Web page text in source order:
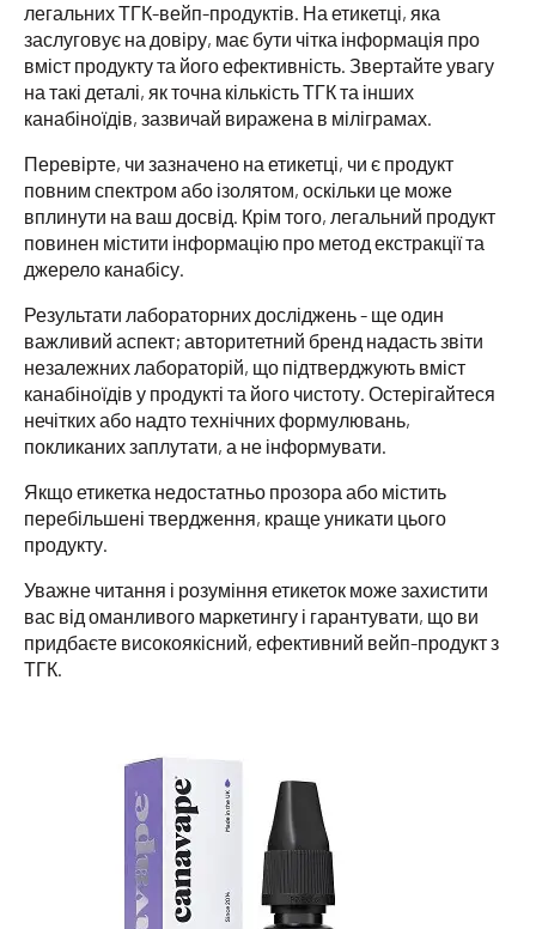
легальних ТГК-вейп-продуктів. На етикетці, яка
заслуговує на довіру, має бути чітка інформація про
вміст продукту та його ефективність. Звертайте увагу
на такі деталі, як точна кількість ТГК та інших
канабіноїдів, зазвичай виражена в міліграмах.
Перевірте, чи зазначено на етикетці, чи є продукт
повним спектром або ізолятом, оскільки це може
вплинути на ваш досвід. Крім того, легальний продукт
повинен містити інформацію про метод екстракції та
джерело канабісу.
Результати лабораторних досліджень - ще один
важливий аспект; авторитетний бренд надасть звіти
незалежних лабораторій, що підтверджують вміст
канабіноїдів у продукті та його чистоту. Остерігайтеся
нечітких або надто технічних формулювань,
покликаних заплутати, а не інформувати.
Якщо етикетка недостатньо прозора або містить
перебільшені твердження, краще уникати цього
продукту.
Уважне читання і розуміння етикеток може захистити
вас від оманливого маркетингу і гарантувати, що ви
придбаєте високоякісний, ефективний вейп-продукт з
ТГК.